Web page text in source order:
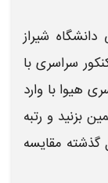
شیراز
سراسری با
هیوا با وارد
بزنید و رتبه
گذشته مقایسه